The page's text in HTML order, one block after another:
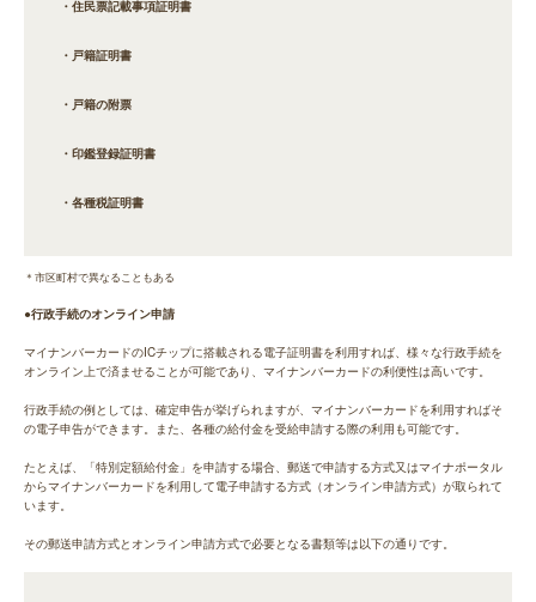
・住民票記載事項証明書
・戸籍証明書
・戸籍の附票
・印鑑登録証明書
・各種税証明書
＊市区町村で異なることもある
●行政手続のオンライン申請
マイナンバーカードのICチップに搭載される電子証明書を利用すれば、様々な行政手続を
オンライン上で済ませることが可能であり、マイナンバーカードの利便性は高いです。
行政手続の例としては、確定申告が挙げられますが、マイナンバーカードを利用すればそ
の電子申告ができます。また、各種の給付金を受給申請する際の利用も可能です。
たとえば、「特別定額給付金」を申請する場合、郵送で申請する方式又はマイナポータル
からマイナンバーカードを利用して電子申請する方式（オンライン申請方式）が取られて
います。
その郵送申請方式とオンライン申請方式で必要となる書類等は以下の通りです。